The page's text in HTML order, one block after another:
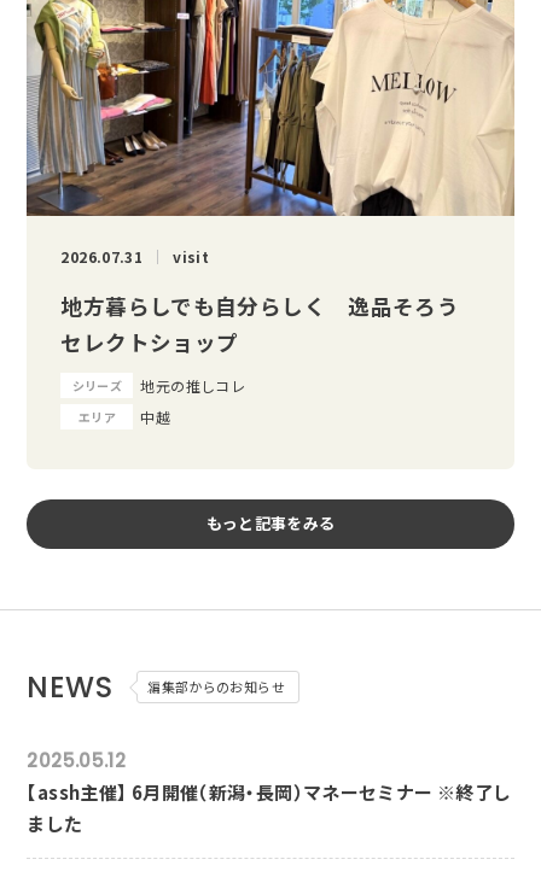
2026.07.31 visit
地方暮らしでも自分らしく 逸品そろう
セレクトショップ
シリーズ 地元の推しコレ
エリア 中越
もっと記事をみる
NEWS 編集部からのお知らせ
2025.05.12
【assh主催】 6月開催（新潟・長岡）マネーセミナー ※終了し
ました